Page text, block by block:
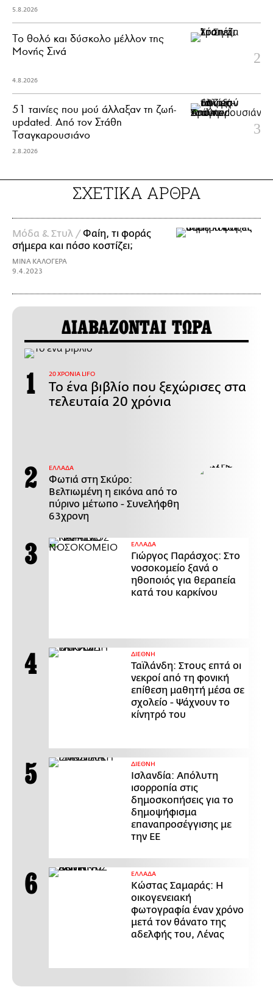
5.8.2026
Το θολό και δύσκολο μέλλον της
Μονής Σινά
4.8.2026
51 ταινίες που μού άλλαξαν τη ζωή-
updated. Aπό τον Στάθη
Τσαγκαρουσιάνο
2.8.2026
ΣΧΕΤΙΚΑ ΑΡΘΡΑ
Μόδα & Στυλ /Φαίη, τι φοράς
σήμερα και πόσο κοστίζει;
ΜΙΝΑ ΚΑΛΟΓΕΡΑ
9.4.2023
ΔΙΑΒΑΖΟΝΤΑΙ ΤΩΡΑ
20 ΧΡΟΝΙΑ LIFO
Το ένα βιβλίο που ξεχώρισες στα
τελευταία 20 χρόνια
ΕΛΛΑΔΑ
Φωτιά στη Σκύρο:
Βελτιωμένη η εικόνα από το
πύρινο μέτωπο - Συνελήφθη
63χρονη
ΕΛΛΑΔΑ
Γιώργος Παράσχος: Στο
νοσοκομείο ξανά ο
ηθοποιός για θεραπεία
κατά του καρκίνου
ΔΙΕΘΝΗ
Ταϊλάνδη: Στους επτά οι
νεκροί από τη φονική
επίθεση μαθητή μέσα σε
σχολείο - Ψάχνουν το
κίνητρό του
ΔΙΕΘΝΗ
Ισλανδία: Απόλυτη
ισορροπία στις
δημοσκοπήσεις για το
δημοψήφισμα
επαναπροσέγγισης με
την ΕΕ
ΕΛΛΑΔΑ
Κώστας Σαμαράς: Η
οικογενειακή
φωτογραφία έναν χρόνο
μετά τον θάνατο της
αδελφής του, Λένας